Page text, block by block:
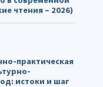
чтения – 2026)
практическая
истоки и шаг